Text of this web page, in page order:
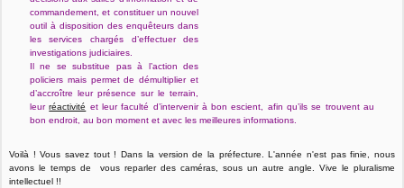
commandement, et constituer un nouvel
outil à disposition des enquêteurs dans
les services chargés d’effectuer des
investigations judiciaires.
Il ne se substitue pas à l’action des
policiers mais permet de démultiplier et
d’accroître leur présence sur le terrain,
leurréactivité et leur faculté d’intervenir à bon escient, afin qu’ils se trouvent au
bon endroit, au bon moment et avec les meilleures informations.
Voilà ! Vous savez tout ! Dans la version de la préfecture. L'année n'est pas finie, nous
avons le temps de vous reparler des caméras, sous un autre angle. Vive le pluralisme
intellectuel !!